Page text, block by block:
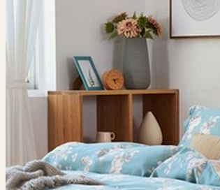
КОЛЛЕКЦИИ
Мако-сатин класса Люкс
Мако-сатин однотонный
Сатин
РАЗМЕРЫ
1,5-спальный